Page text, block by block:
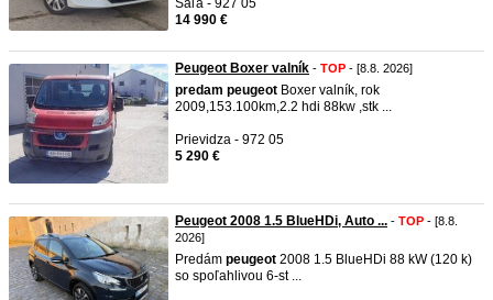
Šaľa - 927 05
14 990 €
Peugeot Boxer valník - TOP - [8.8. 2026]
predam peugeot Boxer valník, rok
2009,153.100km,2.2 hdi 88kw ,stk ...
Prievidza - 972 05
5 290 €
Peugeot 2008 1.5 BlueHDi, Auto ... - TOP - [8.8.
2026]
Predám peugeot 2008 1.5 BlueHDi 88 kW (120 k)
so spoľahlivou 6-st ...